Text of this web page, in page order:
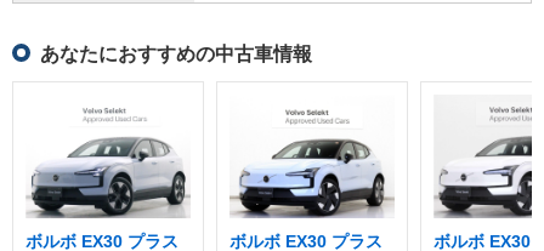
あなたにおすすめの中古車情報
ボルボ EX30 プラス
ボルボ EX30 プラス
ボルボ EX30